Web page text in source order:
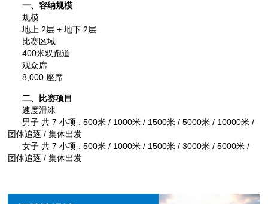
一、容纳规模
规模
地上 2层 + 地下 2层
比赛区域
400米双跑道
观众席
8,000 座席
二、比赛项目
速度滑冰
男子 共 7 小项 : 500米 / 1000米 / 1500米 / 5000米 / 10000米 /
团体追逐 / 集体出发
女子 共 7 小项 : 500米 / 1000米 / 1500米 / 3000米 / 5000米 /
团体追逐 / 集体出发